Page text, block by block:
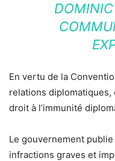
En vertu de la
relations diplomatiques,
droit à l’immunité
Le gouvernement
infractions graves et